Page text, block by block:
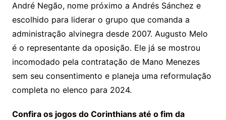
André Negão, nome próximo a Andrés Sánchez e
escolhido para liderar o grupo que comanda a
administração alvinegra desde 2007. Augusto Melo
é o representante da oposição. Ele já se mostrou
incomodado pela contratação de Mano Menezes
sem seu consentimento e planeja uma reformulação
completa no elenco para 2024.
Confira os jogos do Corinthians até o fim da